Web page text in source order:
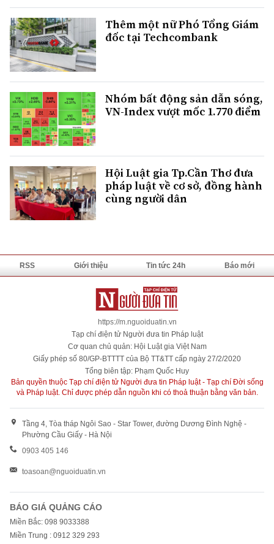
Thêm một nữ Phó Tổng Giám
đốc tại Techcombank
Nhóm bất động sản dẫn sóng,
VN-Index vượt mốc 1.770 điểm
Hội Luật gia Tp.Cần Thơ đưa
pháp luật về cơ sở, đồng hành
cùng người dân
RSS Giới thiệu Tin tức 24h Báo mới
https://m.nguoiduatin.vn
Tạp chí điện tử Người đưa tin Pháp luật
Cơ quan chủ quản: Hội Luật gia Việt Nam
Giấy phép số 80/GP-BTTTT của Bộ TT&TT cấp ngày 27/2/2020
Tổng biên tập: Phạm Quốc Huy
Bản quyền thuộc Tạp chí điện tử Người đưa tin Pháp luật - Tạp chí Đời sống
và Pháp luật. Chỉ được phép dẫn nguồn khi có thoả thuận bằng văn bản.
Tầng 4, Tòa tháp Ngôi Sao - Star Tower, đường Dương Đình Nghệ -
Phường Cầu Giấy - Hà Nội
0903 405 146
toasoan@nguoiduatin.vn
BÁO GIÁ QUẢNG CÁO
Miền Bắc: 098 9033388
Miền Trung : 0912 329 293